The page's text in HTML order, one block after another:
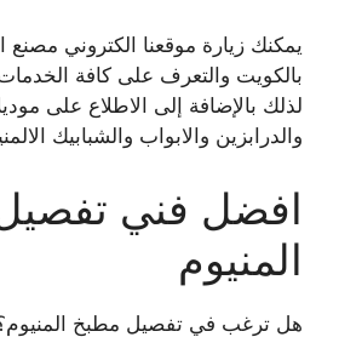
يمكنك زيارة موقعنا الكتروني مصنع
بالكويت والتعرف على كافة
لذلك بالإضافة إلى الاطلاع على
والدرابزين والابواب والشبابيك
افضل فني
المنيوم
هل ترغب في تفصيل مطبخ